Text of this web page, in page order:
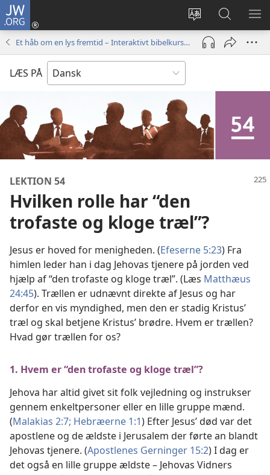
JW.ORG
Vælg
sprog
Log
på
(åbner
vindue)
Søg
på
JW.ORG
VIS
Et håb om en lys fremtid – Interaktivt bibelkursus
LÆS PÅ
LEKTION 54
Hvilken rolle har “den
trofaste og kloge træl”?
Jesus er hoved for menigheden. (Efeserne 5:23) Fra
himlen leder han i dag Jehovas tjenere på jorden ved
hjælp af “den trofaste og kloge træl”. (Læs Matthæus
24:45). Trællen er udnævnt direkte af Jesus og har
derfor en vis myndighed, men den er stadig Kristus’
træl og skal betjene Kristus’ brødre. Hvem er trællen?
Hvad gør trællen for os?
1. Hvem er “den trofaste og kloge træl”?
Jehova har altid givet sit folk vejledning og instrukser
gennem enkeltpersoner eller en lille gruppe mænd.
(Malakias 2:7; Hebræerne 1:1) Efter Jesus’ død var det
apostlene og de ældste i Jerusalem der førte an blandt
Jehovas tjenere. (Apostlenes Gerninger 15:2) I dag er
det også en lille gruppe ældste – Jehovas Vidners